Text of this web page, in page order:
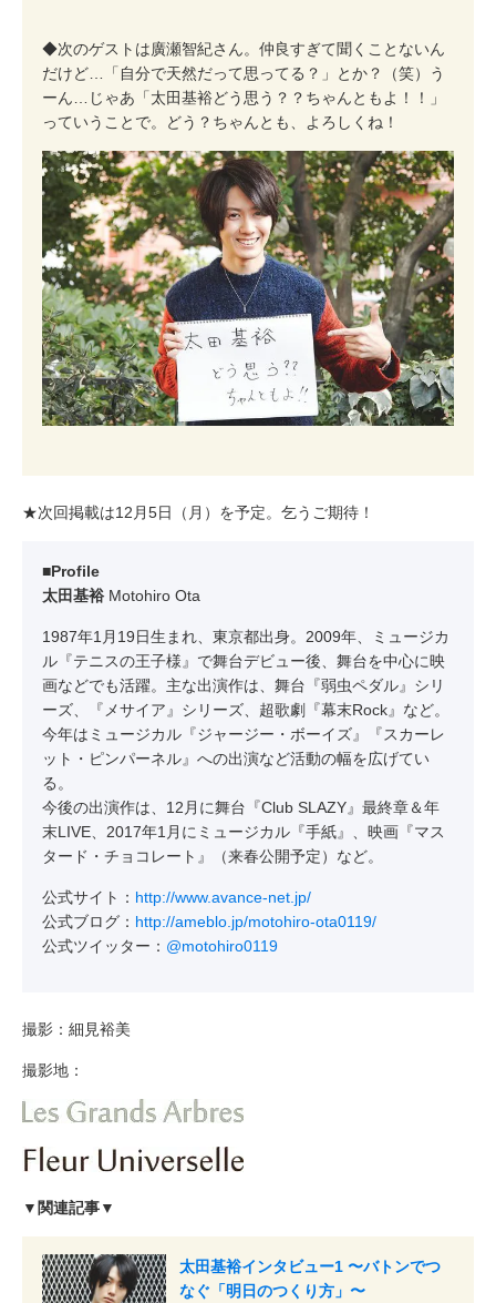
◆次のゲストは廣瀬智紀さん。仲良すぎて聞くことないん
だけど…「自分で天然だって思ってる？」とか？（笑）う
ーん…じゃあ「太田基裕どう思う？？ちゃんともよ！！」
っていうことで。どう？ちゃんとも、よろしくね！
★次回掲載は12月5日（月）を予定。乞うご期待！
■Profile
太田基裕 Motohiro Ota
1987年1月19日生まれ、東京都出身。2009年、ミュージカ
ル『テニスの王子様』で舞台デビュー後、舞台を中心に映
画などでも活躍。主な出演作は、舞台『弱虫ペダル』シリ
ーズ、『メサイア』シリーズ、超歌劇『幕末Rock』など。
今年はミュージカル『ジャージー・ボーイズ』『スカーレ
ット・ピンパーネル』への出演など活動の幅を広げてい
る。
今後の出演作は、12月に舞台『Club SLAZY』最終章＆年
末LIVE、2017年1月にミュージカル『手紙』、映画『マス
タード・チョコレート』（来春公開予定）など。
公式サイト： http://www.avance-net.jp/
公式ブログ： http://ameblo.jp/motohiro-ota0119/
公式ツイッター： @motohiro0119
撮影：細見裕美
撮影地：
▼関連記事▼
太田基裕インタビュー1 〜バトンでつ
なぐ「明日のつくり方」〜